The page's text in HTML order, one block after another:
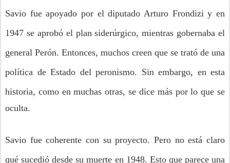
Savio fue apoyado por el diputado Arturo Frondizi y en
1947 se aprobó el plan siderúrgico, mientras gobernaba el
general Perón. Entonces, muchos creen que se trató de una
política de Estado del peronismo. Sin embargo, en esta
historia, como en muchas otras, se dice más por lo que se
oculta.
Savio fue coherente con su proyecto. Pero no está claro
qué sucedió desde su muerte en 1948. Esto que parece una